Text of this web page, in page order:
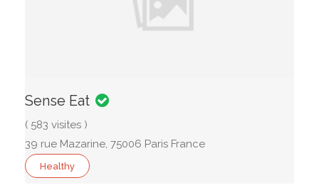
Sense Eat
( 583 visites )
39 rue Mazarine, 75006 Paris France
Healthy